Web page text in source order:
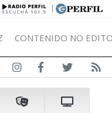
|
CONTENIDO NO